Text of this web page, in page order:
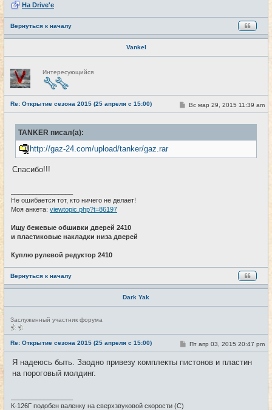
На Drive'e
Вернуться к началу
Vankel
Н
е
в
с
е
т
и
Интересующийся
Re: Открытие сезона 2015 (25 апреля с 15:00) #24
С
о
б
е
Вс мар 29, 2015 11:39 am
TANKER писал(а):
http://gaz-24.com/upload/tanker/gaz.rar
Спасибо!!!
Не ошибается тот, кто ничего не делает!
Моя анкета: viewtopic.php?t=86197
Ищу бежевые обшивки дверей 2410
и пластиковые накладки низа дверей
Куплю рулевой редуктор 2410
Вернуться к началу
Dark Yak
Н
е
в
с
е
т
и
Заслуженный участник форума
Re: Открытие сезона 2015 (25 апреля с 15:00) #25
С
о
б
Пт апр 03, 2015 20:47 pm
Я надеюсь быть. Заодно привезу комплекты пистонов и пластин
на пороговый молдинг.
К-126Г подобен валенку на сверхзвуковой скорости (С)